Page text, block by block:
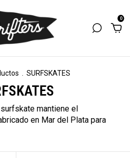
0
SURFSKATES
mantiene el
en Mar del Plata para